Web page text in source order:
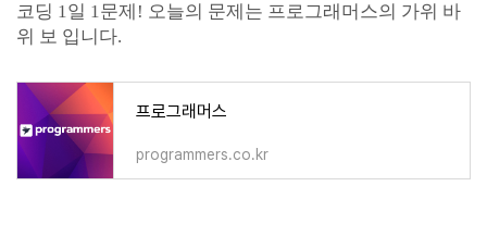
코딩 1일 1문제! 오늘의 문제는 프로그래머스의 가위 바
위 보 입니다.
프로그래머스
programmers.co.kr